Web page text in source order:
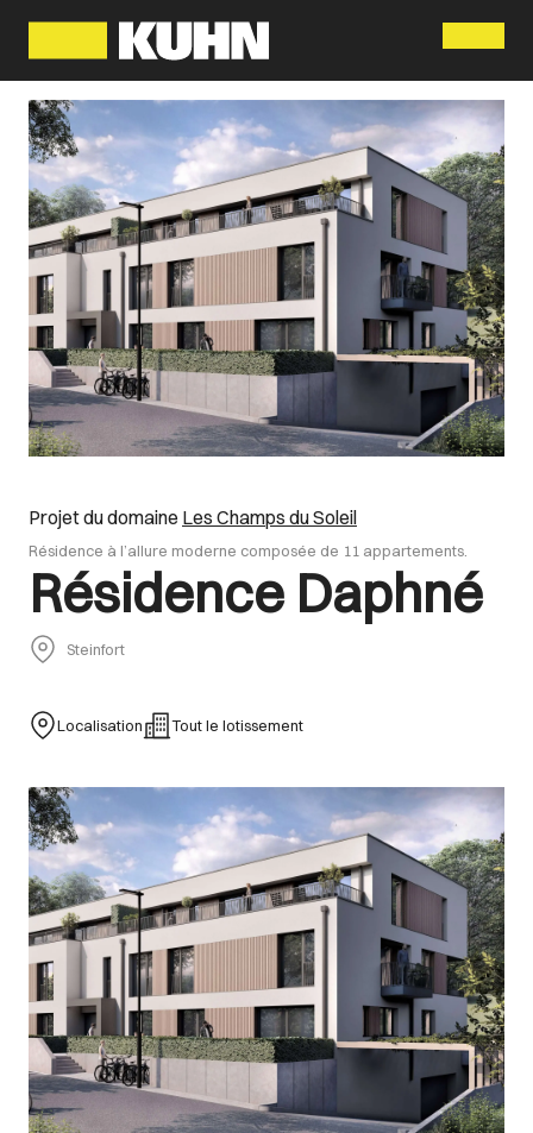
Projet du domaine Les Champs du Soleil
Résidence à l’allure moderne composée de 11 appartements.
Résidence Daphné
Steinfort
Localisation Tout le lotissement
Images Gallery
Menu